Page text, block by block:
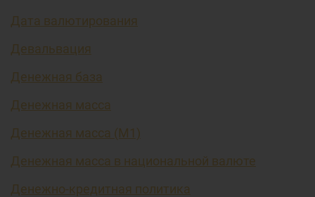
Дата валютирования
Девальвация
Денежная база
Денежная масса
Денежная масса (М1)
Денежная масса в национальной валюте
Денежно-кредитная политика